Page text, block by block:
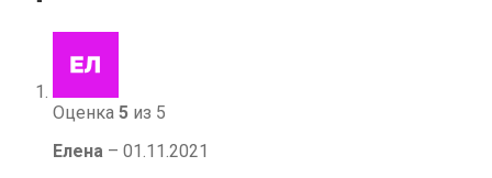
Оценка 5 из 5
Елена – 01.11.2021